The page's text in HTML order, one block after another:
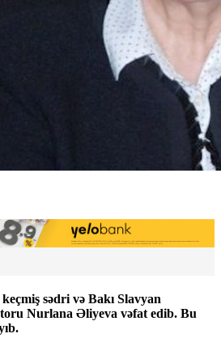
sədri və Bakı Slavyan
Nurlana Əliyeva vəfat edib. Bu